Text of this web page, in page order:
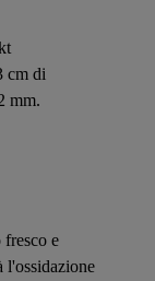
cm di
mm.
e
l'ossidazione